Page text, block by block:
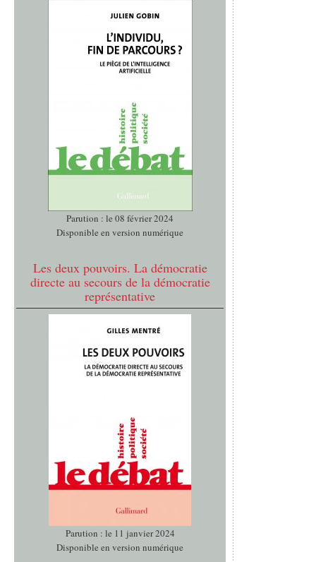
Parution : le 08 février 2024
Disponible en version numérique
Les deux pouvoirs. La démocratie
directe au secours de la démocratie
représentative
Parution : le 11 janvier 2024
Disponible en version numérique